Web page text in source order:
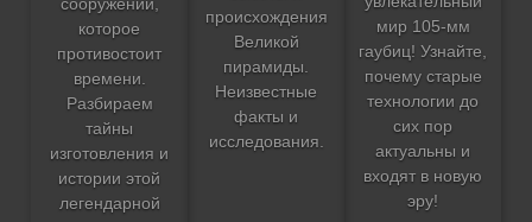
сооружении,
которое
противостоит
времени.
Разбираем
тайны
изготовления и
истории этой
легендарной
происхождения
Великой
пирамиды.
Неизвестные
факты и
исследования.
мир 105-мм
гаубиц! Узнайте,
почему старые
технологии до
сих пор
актуальны и
входят в новую
эру!